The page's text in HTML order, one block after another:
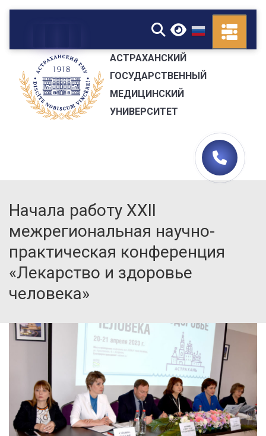
▼
АСТРАХАНСКИЙ
ГОСУДАРСТВЕННЫЙ
МЕДИЦИНСКИЙ
УНИВЕРСИТЕТ
Начала работу XXII
межрегиональная научно-
практическая конференция
«Лекарство и здоровье
человека»